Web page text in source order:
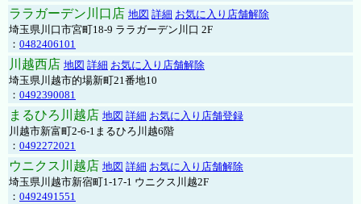
ララガーデン川口店 地図 詳細 お気に入り店舗解除
埼玉県川口市宮町18-9 ララガーデン川口 2F
： 0482406101
川越西店 地図 詳細 お気に入り店舗解除
埼玉県川越市的場新町21番地10
： 0492390081
まるひろ川越店 地図 詳細 お気に入り店舗登録
川越市新富町2-6-1まるひろ川越6階
： 0492272021
ウニクス川越店 地図 詳細 お気に入り店舗解除
埼玉県川越市新宿町1-17-1 ウニクス川越2F
： 0492491551